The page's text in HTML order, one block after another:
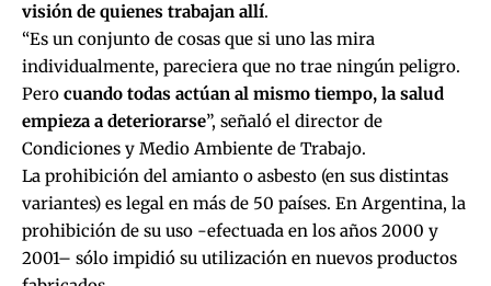
visión de quienes trabajan allí.
“Es un conjunto de cosas que si uno las mira
individualmente, pareciera que no trae ningún peligro.
Pero cuando todas actúan al mismo tiempo, la salud
empieza a deteriorarse”, señaló el director de
Condiciones y Medio Ambiente de Trabajo.
La prohibición del amianto o asbesto (en sus distintas
variantes) es legal en más de 50 países. En Argentina, la
prohibición de su uso -efectuada en los años 2000 y
2001– sólo impidió su utilización en nuevos productos